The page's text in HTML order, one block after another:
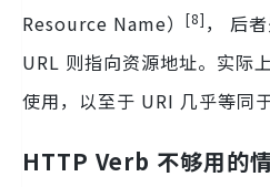
Resource Name）
[8] ， 后
URL 则指向资源地址。实际
使用，以至于 URI 几乎等同
HTTP Verb 不够用的